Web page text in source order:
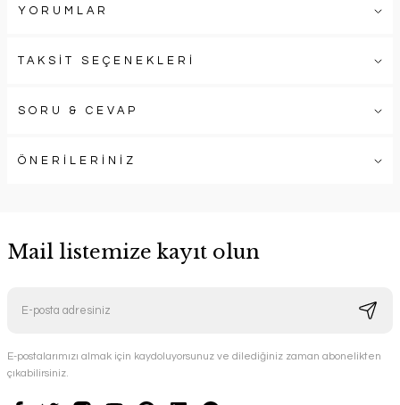
YORUMLAR
TAKSİT SEÇENEKLERİ
SORU & CEVAP
ÖNERİLERİNİZ
Mail listemize kayıt olun
E-postalarımızı almak için kaydoluyorsunuz ve dilediğiniz zaman abonelikten
çıkabilirsiniz.